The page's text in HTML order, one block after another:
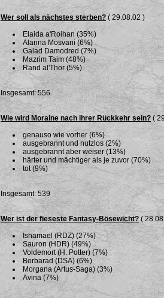
Wer soll als nächstes sterben? ( 29.08.02 )
Elaida a'Roihan (35%)
Alanna Mosvani (6%)
Galad Damodred (7%)
Mazrim Taim (48%)
Rand al'Thor (5%)
Insgesamt: 556
Wie wird Moraine nach ihrer Rückkehr sein? (
genauso wie vorher (6%)
ausgebrannt und nutzlos (2%)
ausgebrannt aber weiser (13%)
härter und mächtiger als je zuvor (70%)
tot (9%)
Insgesamt: 539
Wer ist der fieseste Fantasy-Bösewicht? (
Ishamael (RDZ) (27%)
Sauron (HDR) (49%)
Voldemort (H. Potter) (7%)
Borbarad (DSA) (6%)
Morgana (Artus-Saga) (3%)
Avina (7%)